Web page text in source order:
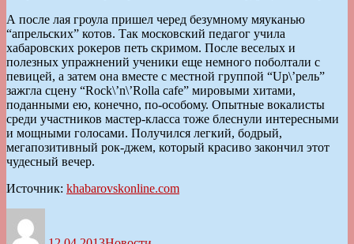
А после лая гроула пришел черед безумному мяуканью
“апрельских” котов. Так московский педагог учила
хабаровских рокеров петь скримом. После веселых и
полезных упражнений ученики еще немного поболтали с
певицей, а затем она вместе с местной группой “Up\’рель”
зажгла сцену “Rock\’n\’Rolla cafe” мировыми хитами,
поданными ею, конечно, по-особому. Опытные вокалисты
среди участников мастер-класса тоже блеснули интересными
и мощными голосами. Получился легкий, бодрый,
мегапозитивный рок-джем, который красиво закончил этот
чудесный вечер.
Источник: khabarovskonline.com